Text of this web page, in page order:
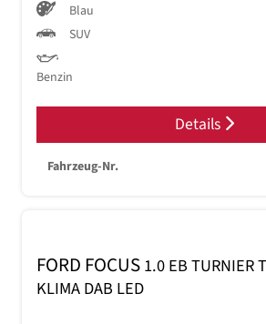
Blau
SUV
Benzin
Details
Fahrzeug-Nr.
FORD FOCUS1.0 EB TURNIER
KLIMA DAB LED